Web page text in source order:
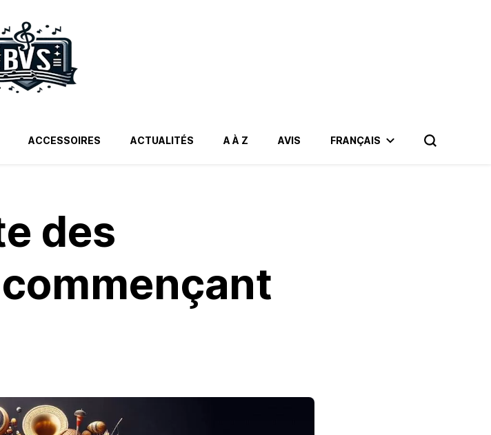
ACCESSOIRES ACTUALITÉS A À Z AVIS FRANÇAIS
des